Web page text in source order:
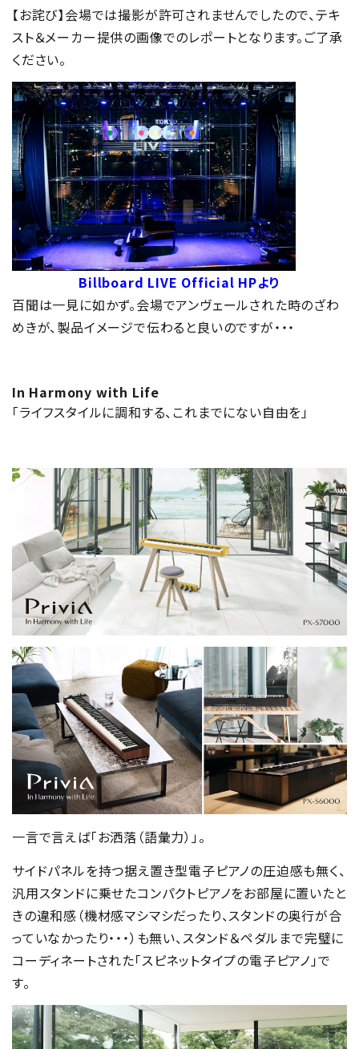
【お詫び】会場では撮影が許可されませんでしたので、テキ
スト＆メーカー提供の画像でのレポートとなります。ご了承
ください。
Billboard LIVE Official HPより
百聞は一見に如かず。会場でアンヴェールされた時のざわ
めきが、製品イメージで伝わると良いのですが・・・
In Harmony with Life
「ライフスタイルに調和する、これまでにない自由を」
一言で言えば「お洒落（語彙力）」。
サイドパネルを持つ据え置き型電子ピアノの圧迫感も無く、
汎用スタンドに乗せたコンパクトピアノをお部屋に置いたと
きの違和感（機材感マシマシだったり、スタンドの奥行が合
っていなかったり・・・）も無い、スタンド＆ペダルまで完璧に
コーディネートされた「スピネットタイプの電子ピアノ」で
す。